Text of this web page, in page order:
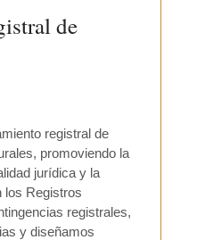
de
registral de
promoviendo la
jurídica y la
los Registros
registrales,
y diseñamos